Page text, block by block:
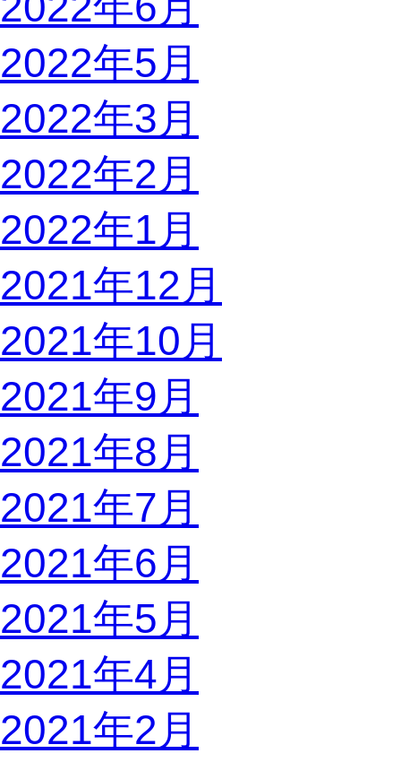
2022年5月
2022年3月
2022年2月
2022年1月
2021年12月
2021年10月
2021年9月
2021年8月
2021年7月
2021年6月
2021年5月
2021年4月
2021年2月